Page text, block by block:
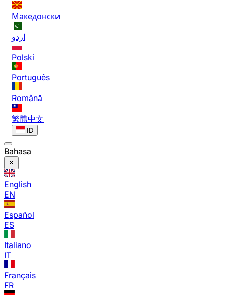
Македонски
اردو
Polski
Português
Română
繁體中文
ID
Bahasa
English
EN
Español
ES
Italiano
IT
Français
FR